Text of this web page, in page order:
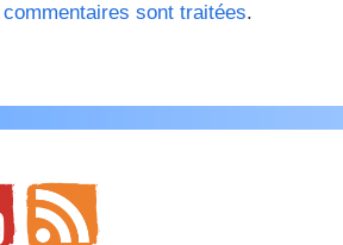
sont traitées.